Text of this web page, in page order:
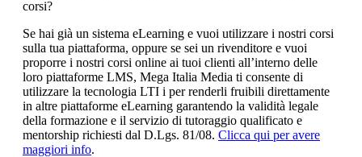
corsi?
Se hai già un sistema eLearning e vuoi utilizzare i nostri corsi
sulla tua piattaforma, oppure se sei un rivenditore e vuoi
proporre i nostri corsi online ai tuoi clienti all’interno delle
loro piattaforme LMS, Mega Italia Media ti consente di
utilizzare la tecnologia LTI i per renderli fruibili direttamente
in altre piattaforme eLearning garantendo la validità legale
della formazione e il servizio di tutoraggio qualificato e
mentorship richiesti dal D.Lgs. 81/08. Clicca qui per avere
maggiori info.